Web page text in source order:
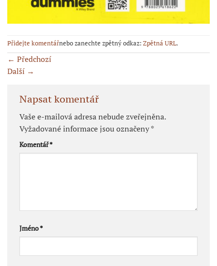
Přidejte komentářnebo zanechte zpětný odkaz:Zpětná URL.
← Předchozí
Další →
Napsat komentář
Vaše e-mailová adresa nebude zveřejněna.
Vyžadované informace jsou označeny*
Komentář*
Jméno*